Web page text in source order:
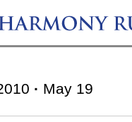
· May 19